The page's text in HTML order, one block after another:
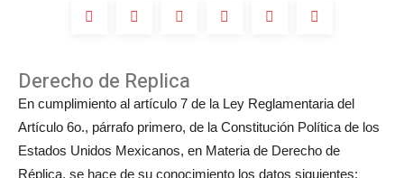
Derecho de Replica
En cumplimiento al artículo 7 de la Ley Reglamentaria del
Artículo 6o., párrafo primero, de la Constitución Política de los
Estados Unidos Mexicanos, en Materia de Derecho de
Réplica, se hace de su conocimiento los datos siguientes: